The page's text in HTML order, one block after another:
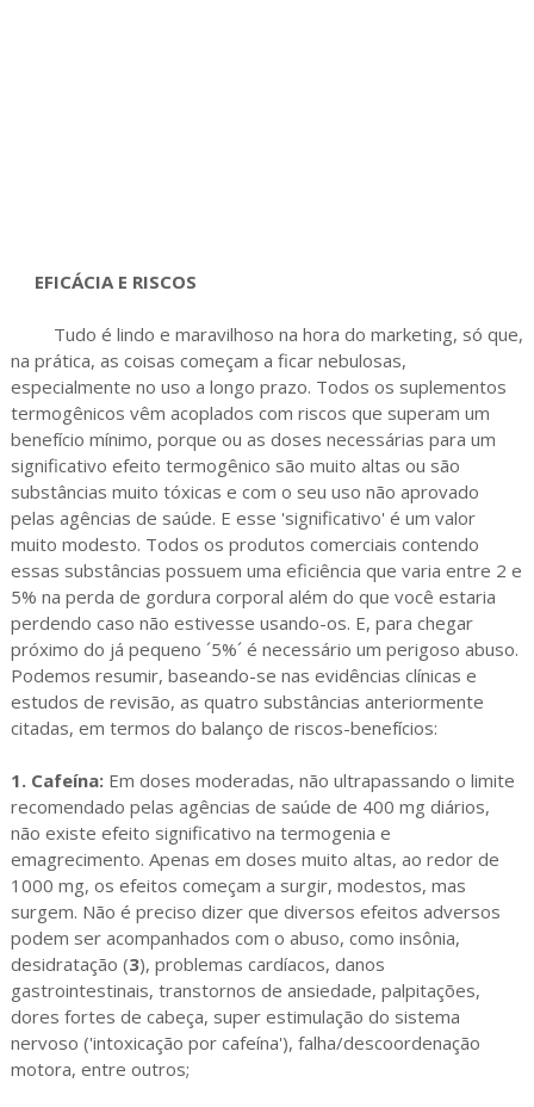
EFICÁCIA E RISCOS
Tudo é lindo e maravilhoso na hora do marketing, só que,
na prática, as coisas começam a ficar nebulosas,
especialmente no uso a longo prazo. Todos os suplementos
termogênicos vêm acoplados com riscos que superam um
benefício mínimo, porque ou as doses necessárias para um
significativo efeito termogênico são muito altas ou são
substâncias muito tóxicas e com o seu uso não aprovado
pelas agências de saúde. E esse 'significativo' é um valor
muito modesto. Todos os produtos comerciais contendo
essas substâncias possuem uma eficiência que varia entre 2 e
5% na perda de gordura corporal além do que você estaria
perdendo caso não estivesse usando-os. E, para chegar
próximo do já pequeno ´5%´ é necessário um perigoso abuso.
Podemos resumir, baseando-se nas evidências clínicas e
estudos de revisão, as quatro substâncias anteriormente
citadas, em termos do balanço de riscos-benefícios:
1. Cafeína: Em doses moderadas, não ultrapassando o limite
recomendado pelas agências de saúde de 400 mg diários,
não existe efeito significativo na termogenia e
emagrecimento. Apenas em doses muito altas, ao redor de
1000 mg, os efeitos começam a surgir, modestos, mas
surgem. Não é preciso dizer que diversos efeitos adversos
podem ser acompanhados com o abuso, como insônia,
desidratação (3), problemas cardíacos, danos
gastrointestinais, transtornos de ansiedade, palpitações,
dores fortes de cabeça, super estimulação do sistema
nervoso ('intoxicação por cafeína'), falha/descoordenação
motora, entre outros;